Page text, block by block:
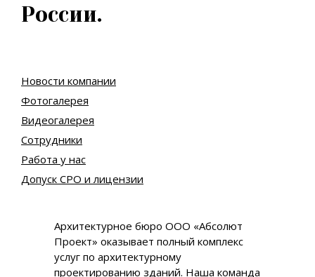
России.
Новости компании
Фотогалерея
Видеогалерея
Сотрудники
Работа у нас
Допуск СРО и лицензии
Архитектурное бюро ООО «Абсолют
Проект» оказывает полный комплекс
услуг по архитектурному
проектированию зданий. Наша команда